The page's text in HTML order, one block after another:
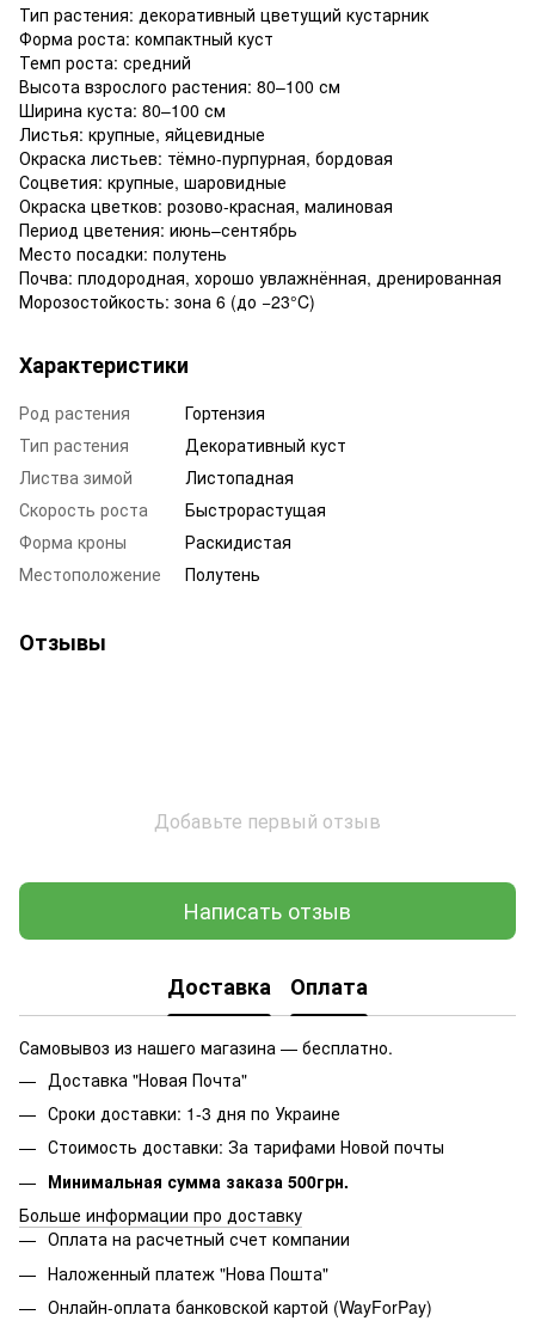
Тип растения: декоративный цветущий кустарник
Форма роста: компактный куст
Темп роста: средний
Высота взрослого растения: 80–100 см
Ширина куста: 80–100 см
Листья: крупные, яйцевидные
Окраска листьев: тёмно-пурпурная, бордовая
Соцветия: крупные, шаровидные
Окраска цветков: розово-красная, малиновая
Период цветения: июнь–сентябрь
Место посадки: полутень
Почва: плодородная, хорошо увлажнённая, дренированная
Морозостойкость: зона 6 (до −23°C)
Характеристики
Род растения
Гортензия
Тип растения
Декоративный куст
Листва зимой
Листопадная
Скорость роста
Быстрорастущая
Форма кроны
Раскидистая
Местоположение
Полутень
Отзывы
Добавьте первый отзыв
Написать отзыв
Доставка Оплата
Самовывоз из нашего магазина — бесплатно.
Доставка "Новая Почта"
Сроки доставки: 1-3 дня по Украине
Стоимость доставки: За тарифами Новой почты
Минимальная сумма заказа 500грн.
Больше информации про доставку
Оплата на расчетный счет компании
Наложенный платеж "Нова Пошта"
Онлайн-оплата банковской картой (WayForPay)